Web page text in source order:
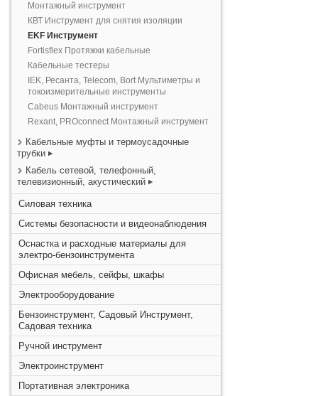
Монтажный инструмент
КВТ Инструмент для снятия изоляции
EKF Инструмент
Fortisflex Протяжки кабельные
Кабельные тестеры
IEK, Ресанта, Telecom, Bort Мультиметры и
токоизмерительные инструменты
Cabeus Монтажный инструмент
Rexant, PROconnect Монтажный инструмент
Кабельные муфты и термоусадочные
трубки
Кабель сетевой, телефонный,
телевизионный, акустический
Силовая техника
Системы безопасности и видеонаблюдения
Оснастка и расходные материалы для
электро-бензоинструмента
Офисная мебель, сейфы, шкафы
Электрооборудование
Бензоинструмент, Садовый Инструмент,
Садовая техника
Ручной инструмент
Электроинструмент
Портативная электроника